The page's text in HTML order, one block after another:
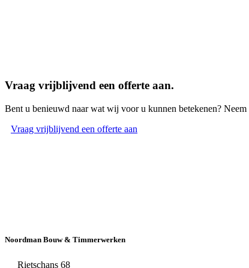
Vraag vrijblijvend een offerte aan.
Bent u benieuwd naar wat wij voor u kunnen betekenen?
Vraag vrijblijvend een offerte aan
Noordman Bouw & Timmerwerken
Rietschans 68